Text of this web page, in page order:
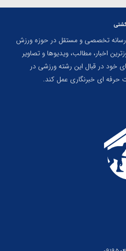
رسانه تخصصی و مستقل در حوزه ورزش
اخبار، مطالب، ویدیوها و تصاویر
خود در قبال این رشته ورزشی در
حرفه ای خبرنگاری عمل کند.